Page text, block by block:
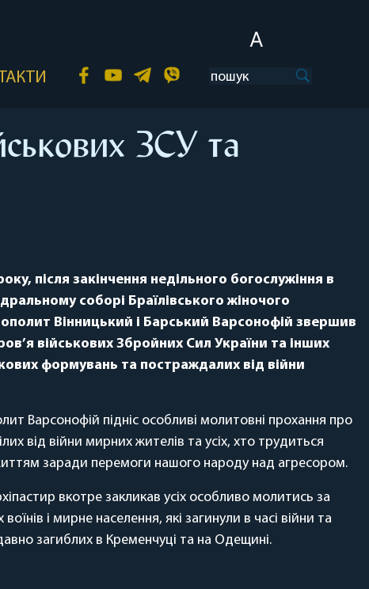
A
ЗСУ та
після закінчення недільного богослужіння в
соборі Браїлівського жіночого
Вінницький і Барський Варсонофій звершив
військових Збройних Сил України та інших
формувань та постраждалих від війни
Варсонофій підніс особливі молитовні прохання про
від війни мирних жителів та усіх, хто трудиться
заради перемоги нашого народу над агресором.
вкотре закликав усіх особливо молитись за
і мирне населення, які загинули в часі війни та
загиблих в Кременчуці та на Одещині.